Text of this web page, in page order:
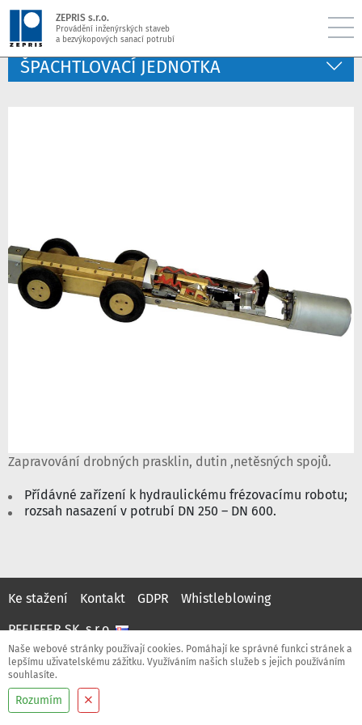
ZEPRIS s.r.o.
Provádění inženýrských staveb
a bezvýkopových sanací potrubí
ŠPACHTLOVACÍ JEDNOTKA
Zapravování drobných prasklin, dutin ,netěsných spojů.
Přídávné zařízení k hydraulickému frézovacímu robotu;
rozsah nasazení v potrubí DN 250 – DN 600.
Naše webové stránky používají cookies. Pomáhají ke správné funkci stránek a
lepšímu uživatelskému zážitku. Využíváním našich služeb s jejich používáním
souhlasíte.
Rozumím
Ke stažení Kontakt GDPR
Whistleblowing
PFEIFFER SK, s.r.o.